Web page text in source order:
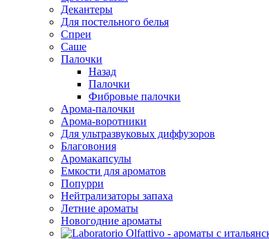
Декантеры
Для постельного белья
Спреи
Саше
Палочки
Назад
Палочки
Фибровые палочки
Арома-палочки
Арома-воротники
Для ультразвуковых диффузоров
Благовония
Аромакапсулы
Емкости для ароматов
Попурри
Нейтрализаторы запаха
Летние ароматы
Новогодние ароматы